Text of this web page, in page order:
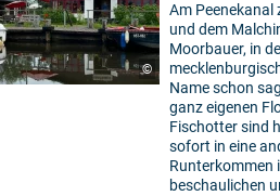
©
Am Peenekanal
und dem
Moorbauer, in
Name schon
ganz eigenen
Fischotter sind
sofort in eine
Runterkommen
beschaulichen